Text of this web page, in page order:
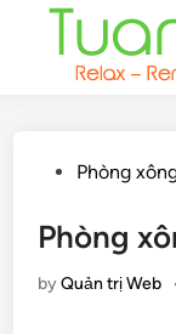
PostedPhòng
Phòng
byQuản trị Web